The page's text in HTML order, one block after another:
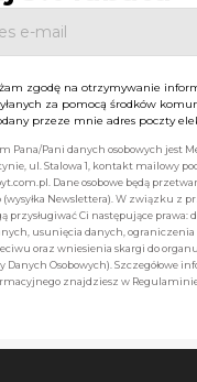
zgodę na otrzymywanie
za pomocą środków
przeze mnie adres poczty
Pana/Pani danych osobowych jest
ul. Stalowa 1, kontakt mailowy
Dane osobowe będą
(wysyłka Newslettera). W związku z
przysługiwać Ci następujące prawa:
usunięcia danych,
oraz wniesienia skargi do
Danych Osobowych). Szczegółowe
znajdziesz w